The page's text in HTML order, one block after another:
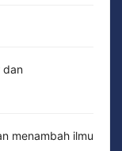
dan
menambah ilmu